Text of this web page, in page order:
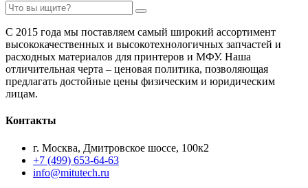
С 2015 года мы поставляем самый широкий ассортимент
высококачественных и высокотехнологичных запчастей и
расходных материалов для принтеров и МФУ. Наша
отличительная черта – ценовая политика, позволяющая
предлагать достойные цены физическим и юридическим
лицам.
Контакты
г. Москва, Дмитровское шоссе, 100к2
+7 (499) 653-64-63
info@mitutech.ru